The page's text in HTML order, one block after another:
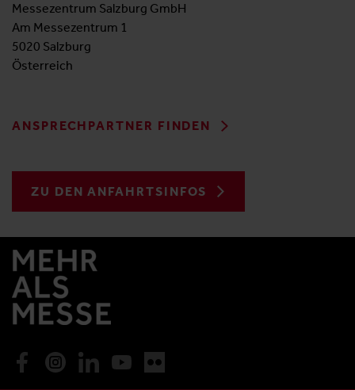
Messezentrum Salzburg GmbH
Am Messezentrum 1
5020 Salzburg
Österreich
ANSPRECHPARTNER FINDEN
ZU DEN ANFAHRTSINFOS